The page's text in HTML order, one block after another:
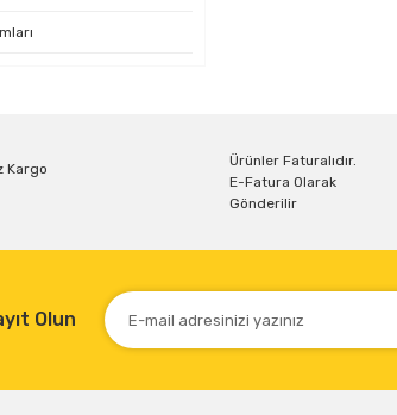
Kargo
Ürünler Faturalıdır.
E-Fatura Olarak
Gönderilir
Olun